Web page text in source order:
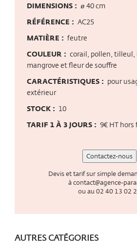
DIMENSIONS : ø 40 cm
RÉFÉRENCE : AC25
MATIÈRE : feutre
COULEUR : corail, pollen, tilleul,
mangrove et fleur de souffre
CARACTÉRISTIQUES : pour
extérieur
STOCK : 10
TARIF 1 À 3 JOURS : 9€ HT
Contactez-nous
Devis et tarif sur simple
àcontact@agence-
ou au 02 40 13 02
AUTRES CATÉGORIES